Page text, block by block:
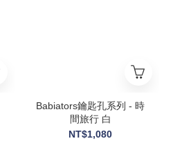
Babiators鑰匙孔系列 - 時
間旅行 白
NT$1,080